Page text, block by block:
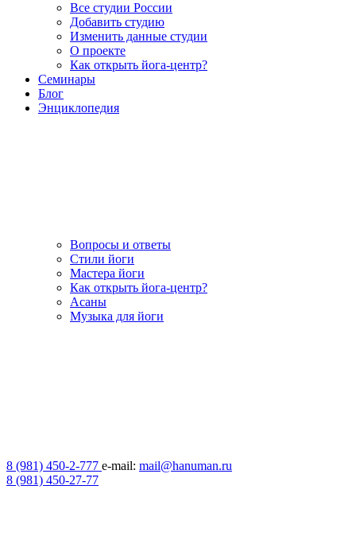
Все студии России
Добавить студию
Изменить данные студии
О проекте
Как открыть йога-центр?
Семинары
Блог
Энциклопедия
Вопросы и ответы
Стили йоги
Мастера йоги
Как открыть йога-центр?
Асаны
Музыка для йоги
8 (981) 450-2-777 e-mail: mail@hanuman.ru
8 (981) 450-27-77